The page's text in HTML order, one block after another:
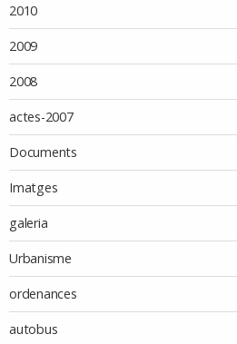
2010
2009
2008
actes-2007
Documents
Imatges
galeria
Urbanisme
ordenances
autobus